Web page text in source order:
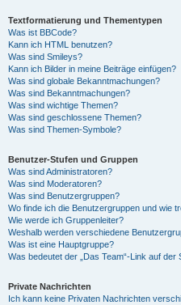
Textformatierung und Thementypen
Was ist BBCode?
Kann ich HTML benutzen?
Was sind Smileys?
Kann ich Bilder in meine Beiträge einfügen?
Was sind globale Bekanntmachungen?
Was sind Bekanntmachungen?
Was sind wichtige Themen?
Was sind geschlossene Themen?
Was sind Themen-Symbole?
Benutzer-Stufen und Gruppen
Was sind Administratoren?
Was sind Moderatoren?
Was sind Benutzergruppen?
Wo finde ich die Benutzergruppen und wie
Wie werde ich Gruppenleiter?
Weshalb werden verschiedene
Was ist eine Hauptgruppe?
Was bedeutet der „Das Team“-Link auf der
Private Nachrichten
Ich kann keine Privaten Nachrichten